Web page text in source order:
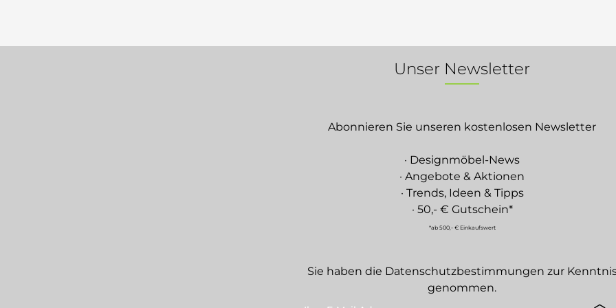
Unser Newsletter
Abonnieren Sie unseren kostenlosen Newsletter
· Designmöbel-News
· Angebote & Aktionen
· Trends, Ideen & Tipps
· 50,- € Gutschein*
*ab 500,- € Einkaufswert
Sie haben die Datenschutzbestimmungen zur
genommen.